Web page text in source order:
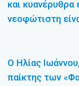
και κυανέρυθρα
νεοφώτιστη
Ο Ηλίας
παίκτης των